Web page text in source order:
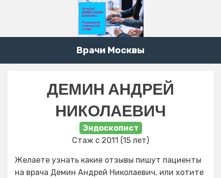
Врачи Москвы
ДЕМИН АНДРЕЙ
НИКОЛАЕВИЧ
Эндоскопист
Стаж с 2011 (15 лет)
Желаете узнать какие отзывы пишут пациенты
на врача Демин Андрей Николаевич, или хотите